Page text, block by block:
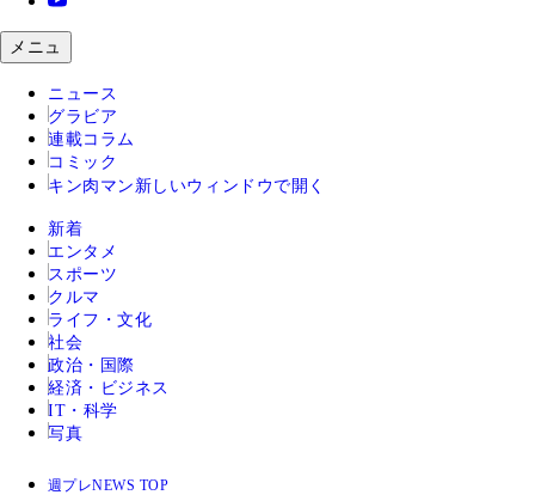
メニュ
ニュース
グラビア
連載コラム
コミック
キン肉マン 新しいウィンドウで開く
新着
エンタメ
スポーツ
クルマ
ライフ・文化
社会
政治・国際
経済・ビジネス
IT・科学
写真
週プレNEWS TOP